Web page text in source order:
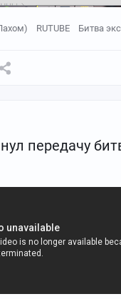
RUTUBE Битва
передачу